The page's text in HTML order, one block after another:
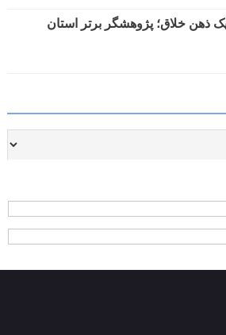
یک ذهن خلاق؛ پژوهشگر برتر استان